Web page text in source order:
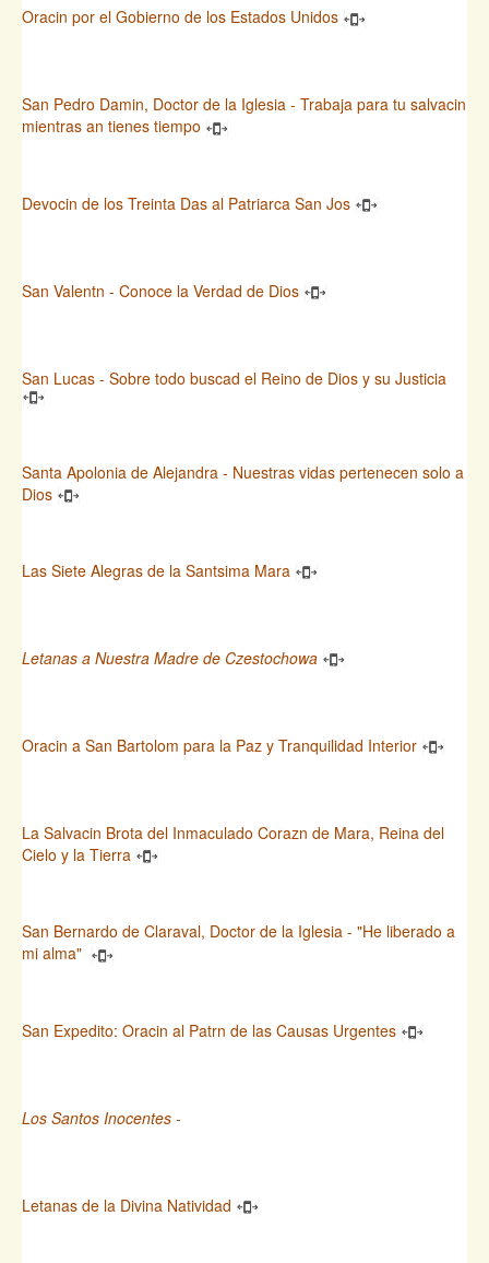
Oracin por el Gobierno de los Estados Unidos
San Pedro Damin, Doctor de la Iglesia - Trabaja para tu salvacin
mientras an tienes tiempo
Devocin de los Treinta Das al Patriarca San Jos
San Valentn - Conoce la Verdad de Dios
San Lucas - Sobre todo buscad el Reino de Dios y su Justicia
Santa Apolonia de Alejandra - Nuestras vidas pertenecen solo a
Dios
Las Siete Alegras de la Santsima Mara
Letanas a Nuestra Madre de Czestochowa
Oracin a San Bartolom para la Paz y Tranquilidad Interior
La Salvacin Brota del Inmaculado Corazn de Mara, Reina del
Cielo y la Tierra
San Bernardo de Claraval, Doctor de la Iglesia - "He liberado a
mi alma"
San Expedito: Oracin al Patrn de las Causas Urgentes
Los Santos Inocentes -
Letanas de la Divina Natividad